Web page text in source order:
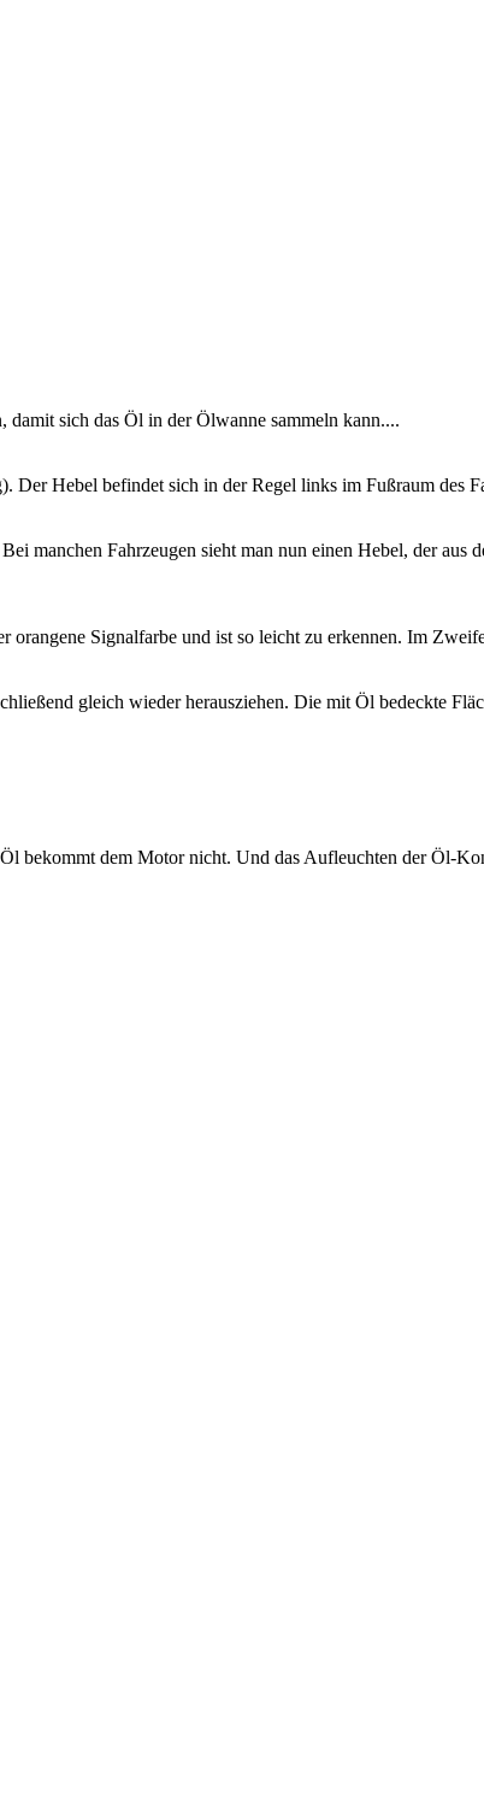
damit sich das Öl in der Ölwanne sammeln kann....
Der Hebel befindet sich in der Regel links im Fußraum des
manchen Fahrzeugen sieht man nun einen Hebel, der
orangene Signalfarbe und ist so leicht zu erkennen. Im
gleich wieder herausziehen. Die mit Öl bedeckte
bekommt dem Motor nicht. Und das Aufleuchten der Öl-